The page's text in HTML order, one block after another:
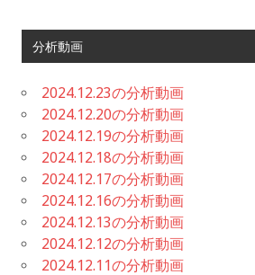
分析動画
2024.12.23の分析動画
2024.12.20の分析動画
2024.12.19の分析動画
2024.12.18の分析動画
2024.12.17の分析動画
2024.12.16の分析動画
2024.12.13の分析動画
2024.12.12の分析動画
2024.12.11の分析動画